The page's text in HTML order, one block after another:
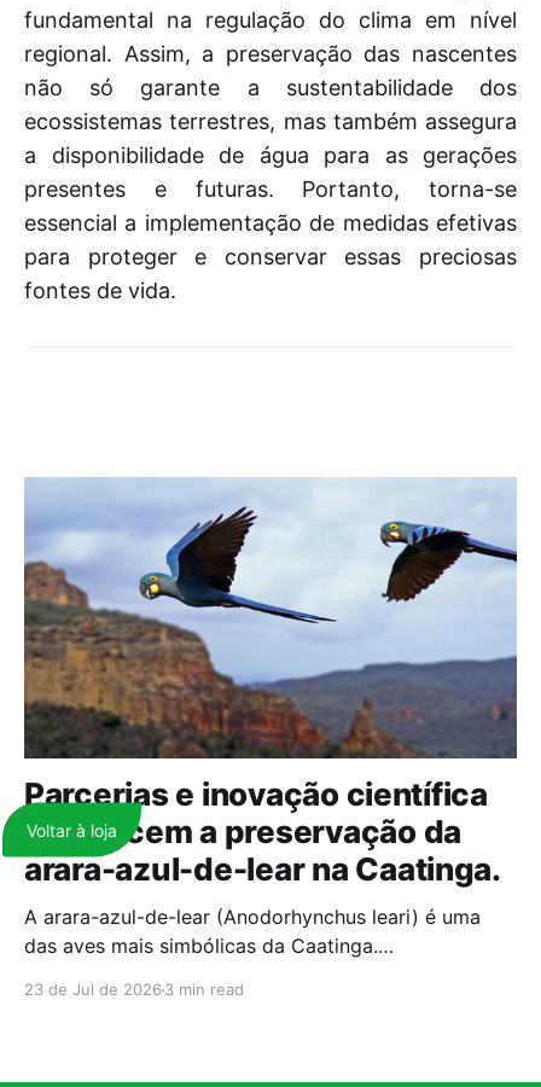
Voltar à loja
fundamental na regulação do clima em nível
regional. Assim, a preservação das nascentes
não só garante a sustentabilidade dos
ecossistemas terrestres, mas também assegura
a disponibilidade de água para as gerações
presentes e futuras. Portanto, torna-se
essencial a implementação de medidas efetivas
para proteger e conservar essas preciosas
fontes de vida.
Parcerias e inovação científica
fortalecem a preservação da
arara-azul-de-lear na Caatinga.
A arara-azul-de-lear (Anodorhynchus leari) é uma
das aves mais simbólicas da Caatinga.
23 de Jul de 2026 3 min read